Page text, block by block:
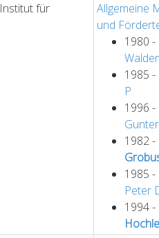
Institut für
Allgemeine
und
1980
1985
P
1996
Gunter
1982
1985
Peter
1994